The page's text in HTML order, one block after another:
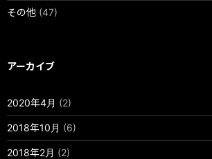
その他 (47)
アーカイブ
2020年4月 (2)
2018年10月 (6)
2018年2月 (2)